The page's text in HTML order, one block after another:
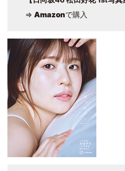
⇒ Amazonで購入